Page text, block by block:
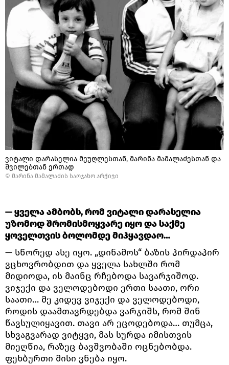
ვიტალი დარასელია მეუღლესთან, მარინა მამალაძესთან და
შვილებთან ერთად
© მარინა მამალაძის საოჯახო არქივი
— ყველა ამბობს, რომ ვიტალი დარასელია
უზომოდ შრომისმოყვარე იყო და საქმე
ყოველთვის ბოლომდე მიჰყავდაო…
— სწორედ ასე იყო. „დინამოს“ ბაზის პირდაპირ
ვცხოვრობდით და ყველა სახლში რომ
მიდიოდა, ის მაინც რჩებოდა სავარჯიშოდ.
ვიჯექი და ველოდებოდი ერთი საათი, ორი
საათი… მე კიდევ ვიჯექი და ველოდებოდი,
როდის დაამთავრდებდა ვარჯიშს, რომ შინ
წავსულიყავით. თავი არ ეცოდებოდა… თუმცა,
სხვაგვარად ვიტყვი, მას სურდა იმისთვის
მიეღწია, რაზეც ბავშვობაში ოცნებობდა.
ფეხბურთი მისი ვნება იყო.